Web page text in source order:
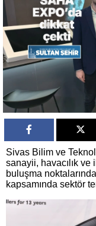
Sivas Bilim ve
sanayii, havacılık ve
buluşma
kapsamında sektör